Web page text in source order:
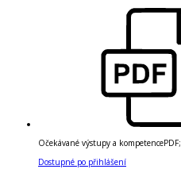
Očekávané výstupy a kompetencePDF;
Dostupné po přihlášení